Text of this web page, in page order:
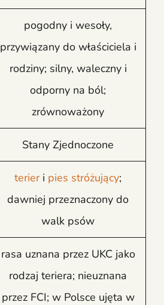
pogodny i wesoły,
przywiązany do właściciela i
rodziny; silny, waleczny i
odporny na ból;
zrównoważony
Stany Zjednoczone
terieri pies stróżujący;
dawniej przeznaczony do
walk psów
rasa uznana przez UKC jako
rodzaj teriera; nieuznana
przez FCI; w Polsce ujęta w